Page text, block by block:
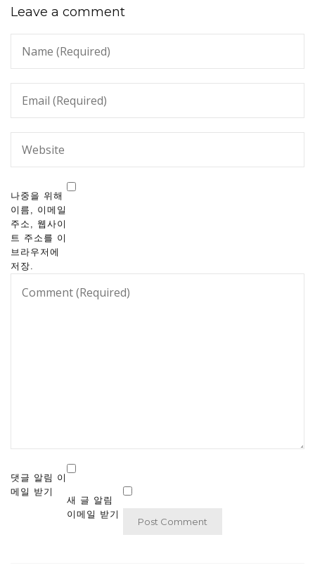
Leave a comment
나중을 위해
이름, 이메일
주소, 웹사이
트 주소를 이
브라우저에
저장.
댓글 알림 이
메일 받기
새 글 알림
이메일 받기